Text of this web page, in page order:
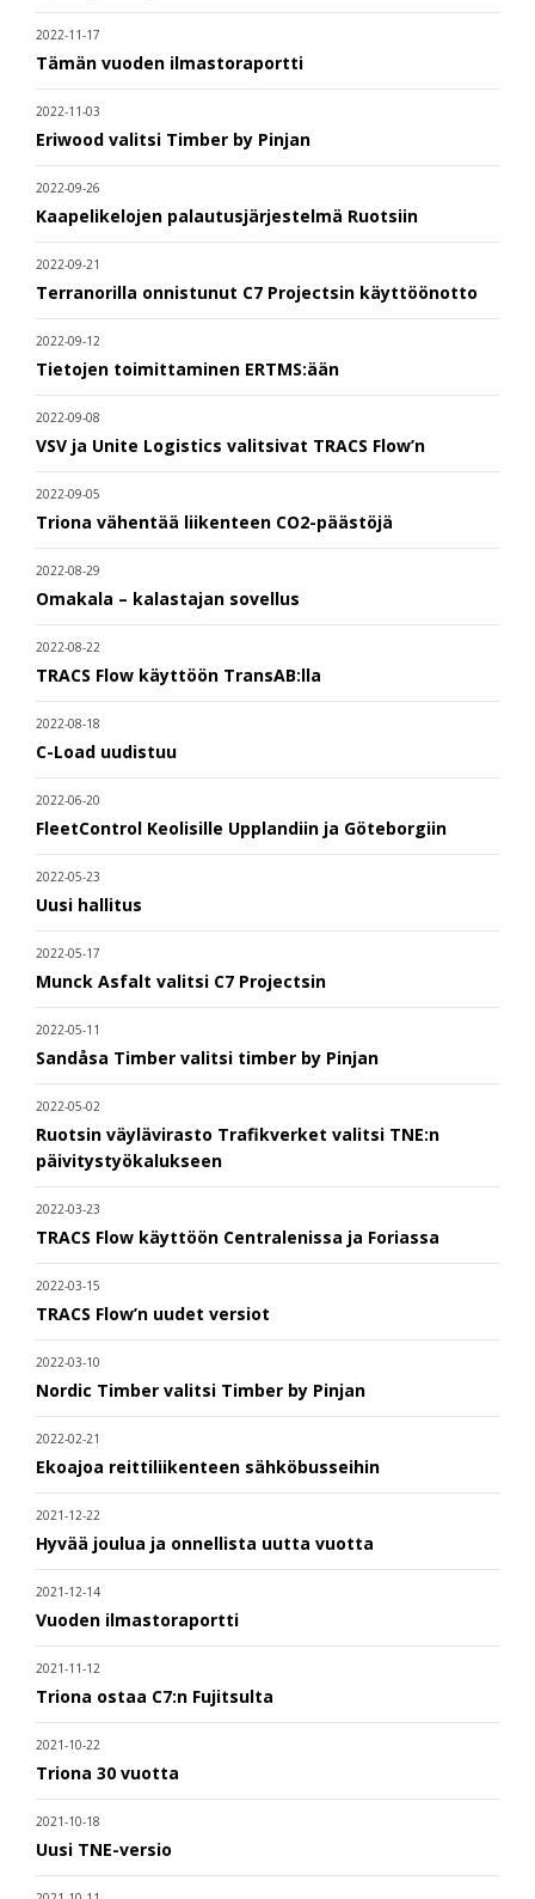
2022-11-17
Tämän vuoden ilmastoraportti
2022-11-03
Eriwood valitsi Timber by Pinjan
2022-09-26
Kaapelikelojen palautusjärjestelmä Ruotsiin
2022-09-21
Terranorilla onnistunut C7 Projectsin käyttöönotto
2022-09-12
Tietojen toimittaminen ERTMS:ään
2022-09-08
VSV ja Unite Logistics valitsivat TRACS Flow’n
2022-09-05
Triona vähentää liikenteen CO2-päästöjä
2022-08-29
Omakala – kalastajan sovellus
2022-08-22
TRACS Flow käyttöön TransAB:lla
2022-08-18
C-Load uudistuu
2022-06-20
FleetControl Keolisille Upplandiin ja Göteborgiin
2022-05-23
Uusi hallitus
2022-05-17
Munck Asfalt valitsi C7 Projectsin
2022-05-11
Sandåsa Timber valitsi timber by Pinjan
2022-05-02
Ruotsin väylävirasto Trafikverket valitsi TNE:n
päivitystyökalukseen
2022-03-23
TRACS Flow käyttöön Centralenissa ja Foriassa
2022-03-15
TRACS Flow’n uudet versiot
2022-03-10
Nordic Timber valitsi Timber by Pinjan
2022-02-21
Ekoajoa reittiliikenteen sähköbusseihin
2021-12-22
Hyvää joulua ja onnellista uutta vuotta
2021-12-14
Vuoden ilmastoraportti
2021-11-12
Triona ostaa C7:n Fujitsulta
2021-10-22
Triona 30 vuotta
2021-10-18
Uusi TNE-versio